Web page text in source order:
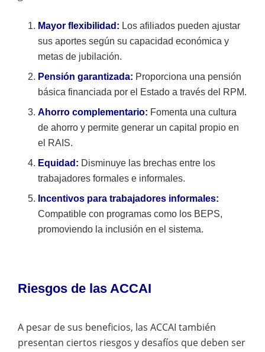
Mayor flexibilidad: Los afiliados pueden ajustar
sus aportes según su capacidad económica y
metas de jubilación.
Pensión garantizada: Proporciona una pensión
básica financiada por el Estado a través del RPM.
Ahorro complementario: Fomenta una cultura
de ahorro y permite generar un capital propio en
el RAIS.
Equidad: Disminuye las brechas entre los
trabajadores formales e informales.
Incentivos para trabajadores informales:
Compatible con programas como los BEPS,
promoviendo la inclusión en el sistema.
Riesgos de las ACCAI
A pesar de sus beneficios, las ACCAI también
presentan ciertos riesgos y desafíos que deben ser